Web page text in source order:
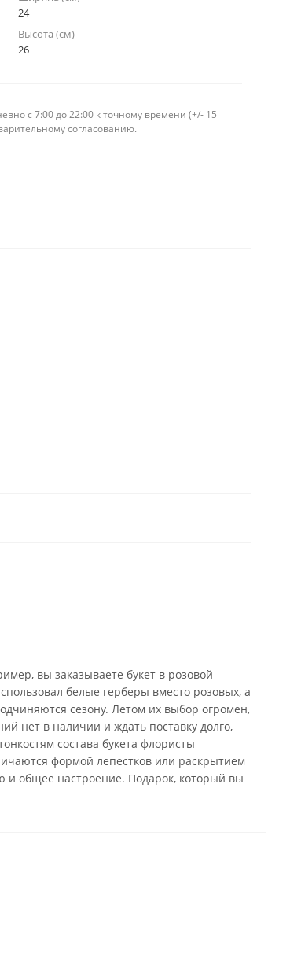
24
Высота (см)
26
c 7:00 до 22:00 к точному времени (+/- 15
согласованию.
вы заказываете букет в розовой
белые герберы вместо розовых, а
сезону. Летом их выбор огромен,
нет в наличии и ждать поставку долго,
состава букета флористы
формой лепестков или раскрытием
и общее настроение. Подарок, который вы